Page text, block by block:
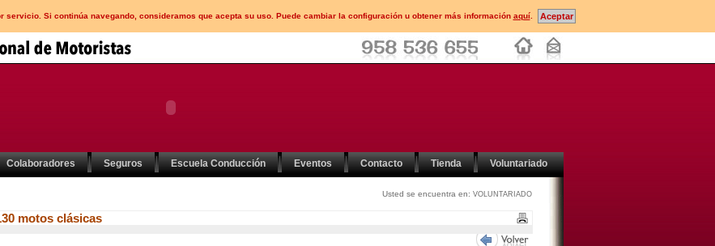
Si continúa navegando, consideramos que acepta su uso. Puede cambiar la configuración u obtener más información aquí.
Colaboradores Seguros Escuela Conducción Eventos Contacto Tienda Voluntariado
Usted se encuentra en: VOLUNTARIADO
motos clásicas